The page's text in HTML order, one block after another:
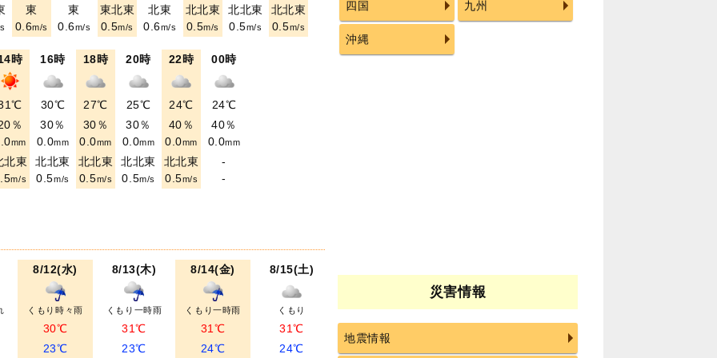
東
0.6m/s
東
0.6m/s
東北東
0.5m/s
北東
0.6m/s
北北東
0.5m/s
北北東
0.5m/s
北北東
0.5m/s
時
％
mm
北東
m/s
16時
30℃
30％
0.0mm
北北東
0.5m/s
18時
27℃
30％
0.0mm
北北東
0.5m/s
20時
25℃
30％
0.0mm
北北東
0.5m/s
22時
24℃
40％
0.0mm
北北東
0.5m/s
00時
24℃
40％
0.0mm
-
-
8/12(水)
くもり時々雨
30℃
23℃
8/13(木)
くもり一時雨
31℃
23℃
8/14(金)
くもり一時雨
31℃
24℃
8/15(土)
くもり
31℃
24℃
四国 九州
沖縄
災害情報
地震情報